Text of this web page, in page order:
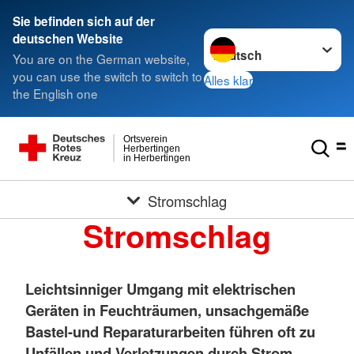
Sie befinden sich auf der
deutschen Website
You are on the German website,
you can use the switch to switch to
the English one
Sprache wechseln zu
Alles klar
in Herbertingen
Herbertingen
Ortsverein
Stromschlag
Stromschlag
Leichtsinniger Umgang mit elektrischen
Geräten in Feuchträumen, unsachgemäße
Bastel-und Reparaturarbeiten führen oft zu